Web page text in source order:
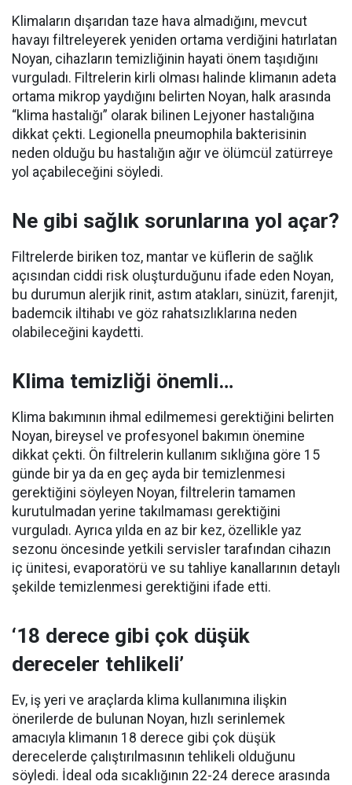
Klimaların dışarıdan taze hava almadığını, mevcut
havayı filtreleyerek yeniden ortama verdiğini hatırlatan
Noyan, cihazların temizliğinin hayati önem taşıdığını
vurguladı. Filtrelerin kirli olması halinde klimanın adeta
ortama mikrop yaydığını belirten Noyan, halk arasında
“klima hastalığı” olarak bilinen Lejyoner hastalığına
dikkat çekti. Legionella pneumophila bakterisinin
neden olduğu bu hastalığın ağır ve ölümcül zatürreye
yol açabileceğini söyledi.
Ne gibi sağlık sorunlarına yol açar?
Filtrelerde biriken toz, mantar ve küflerin de sağlık
açısından ciddi risk oluşturduğunu ifade eden Noyan,
bu durumun alerjik rinit, astım atakları, sinüzit, farenjit,
bademcik iltihabı ve göz rahatsızlıklarına neden
olabileceğini kaydetti.
Klima temizliği önemli…
Klima bakımının ihmal edilmemesi gerektiğini belirten
Noyan, bireysel ve profesyonel bakımın önemine
dikkat çekti. Ön filtrelerin kullanım sıklığına göre 15
günde bir ya da en geç ayda bir temizlenmesi
gerektiğini söyleyen Noyan, filtrelerin tamamen
kurutulmadan yerine takılmaması gerektiğini
vurguladı. Ayrıca yılda en az bir kez, özellikle yaz
sezonu öncesinde yetkili servisler tarafından cihazın
iç ünitesi, evaporatörü ve su tahliye kanallarının detaylı
şekilde temizlenmesi gerektiğini ifade etti.
‘18 derece gibi çok düşük
dereceler tehlikeli’
Ev, iş yeri ve araçlarda klima kullanımına ilişkin
önerilerde de bulunan Noyan, hızlı serinlemek
amacıyla klimanın 18 derece gibi çok düşük
derecelerde çalıştırılmasının tehlikeli olduğunu
söyledi. İdeal oda sıcaklığının 22-24 derece arasında